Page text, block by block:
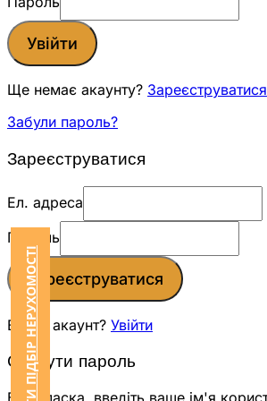
ЗАМОВИТИ ПІДБІР НЕРУХОМОСТІ
Увійти
Ще немає акаунту? Зареєструватися
Забули пароль?
Зареєструватися
Ел. адреса
Пароль
Зареєструватися
Вже є акаунт? Увійти
Скинути пароль
Будь ласка, введіть ваше ім'я